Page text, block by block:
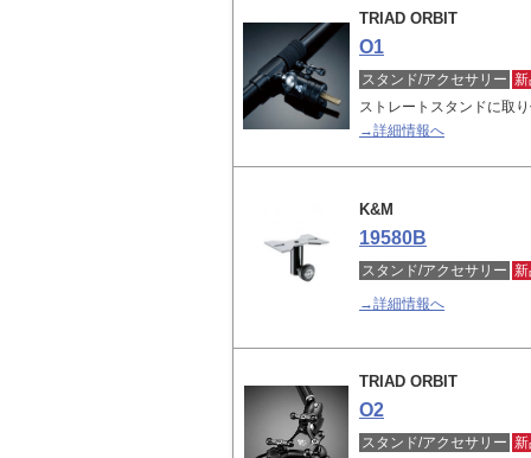
TRIAD ORBIT
O1
スタンド/アクセサリー
ストレートスタンドに取
→詳細情報へ
K&M
19580B
スタンド/アクセサリー
→詳細情報へ
TRIAD ORBIT
O2
スタンド/アクセサリー